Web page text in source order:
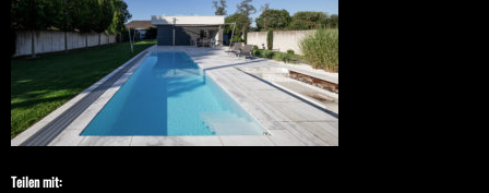
Teilen mit: